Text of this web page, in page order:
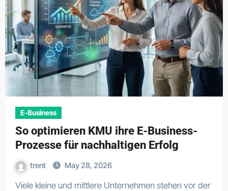
E-Business
So optimieren KMU ihre E-Business-
Prozesse für nachhaltigen Erfolg
trent May 28, 2026
Viele kleine und mittlere Unternehmen stehen vor der